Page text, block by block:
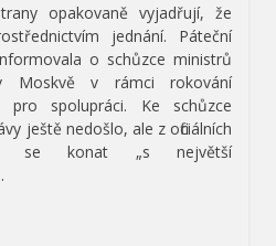
opakovaně vyjadřují, že
jednání. Páteční
o schůzce ministrů
Moskvě v rámci rokování
pro spolupráci. Ke schůzce
ještě nedošlo, ale z oficiálních
se konat „s největší